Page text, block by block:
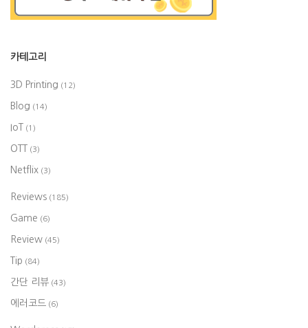
카테고리
3D Printing (12)
Blog (14)
IoT (1)
OTT (3)
Netflix (3)
Reviews (185)
Game (6)
Review (45)
Tip (84)
간단 리뷰 (43)
에러코드 (6)